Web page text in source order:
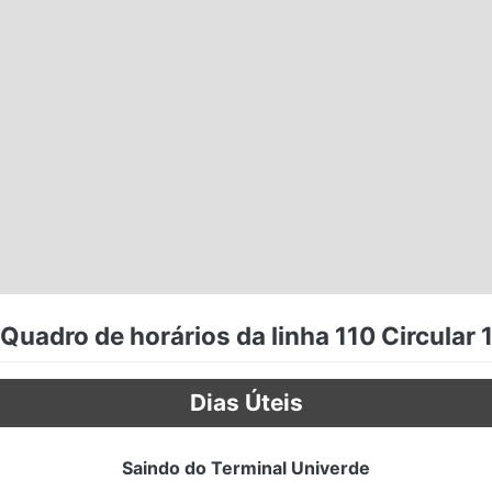
Quadro de horários da linha 110 Circular 1
Dias Úteis
Saindo do Terminal Univerde